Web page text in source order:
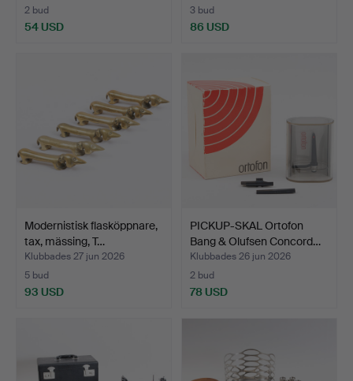
2 bud
54 USD
3 bud
86 USD
Modernistisk flasköppnare,
tax, mässing, T…
Klubbades 27 jun 2026
5 bud
93 USD
PICKUP-SKAL Ortofon
Bang & Olufsen Concord…
Klubbades 26 jun 2026
2 bud
78 USD